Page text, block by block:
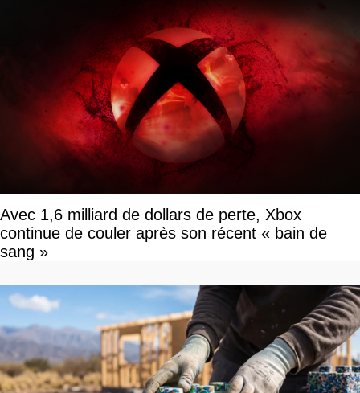
Avec 1,6 milliard de dollars de perte, Xbox
continue de couler après son récent « bain de
sang »